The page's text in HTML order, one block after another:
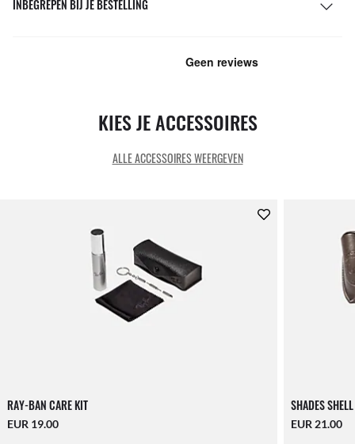
INBEGREPEN BIJ JE BESTELLING
KIES JE ACCESSOIRES
ALLE ACCESSOIRES WEERGEVEN
RAY-BAN CARE KIT
EUR 19.00
SHADES
EUR 21.00